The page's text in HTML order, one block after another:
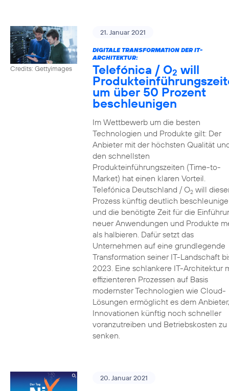
Credits: Gettyimages
21. Januar 2021
DIGITALE TRANSFORMATION DER IT-
ARCHITEKTUR:
Telefónica / O2 will
um über 50 Prozent
beschleunigen
Im Wettbewerb um die besten
Technologien und Produkte gilt: Der
Anbieter mit der höchsten Qualität
den schnellsten
Produkteinführungszeiten (Time-to-
Market) hat einen klaren Vorteil.
Telefónica Deutschland / O2will
Prozess künftig deutlich
und die benötigte Zeit für die
neuer Anwendungen und Produkte
als halbieren. Dafür setzt das
Unternehmen auf eine grundlegende
Transformation seiner IT-Landschaft
2023. Eine schlankere IT-Architektur
effizienteren Prozessen auf Basis
modernster Technologien wie Cloud-
Lösungen ermöglicht es dem Anbieter,
Innovationen künftig noch schneller
voranzutreiben und Betriebskosten zu
senken.
20. Januar 2021